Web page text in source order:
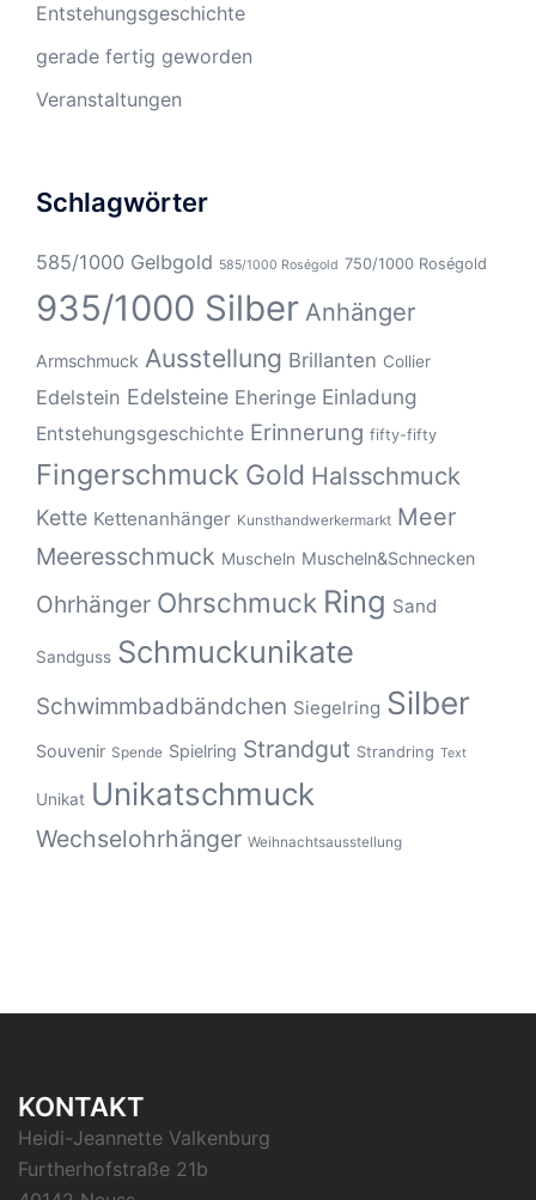
Entstehungsgeschichte
gerade fertig geworden
Veranstaltungen
Schlagwörter
585/1000 Gelbgold 585/1000 Roségold 750/1000 Roségold
935/1000 Silber Anhänger
Armschmuck Ausstellung Brillanten Collier
Edelstein Edelsteine Eheringe Einladung
Entstehungsgeschichte Erinnerung fifty-fifty
Fingerschmuck Gold Halsschmuck
Kette Kettenanhänger Kunsthandwerkermarkt Meer
Meeresschmuck Muscheln Muscheln&Schnecken
Ohrhänger Ohrschmuck Ring Sand
Sandguss Schmuckunikate
Schwimmbadbändchen Siegelring Silber
Souvenir Spende Spielring Strandgut Strandring Text
Unikat Unikatschmuck
Wechselohrhänger Weihnachtsausstellung
KONTAKT
Heidi-Jeannette Valkenburg
Furtherhofstraße 21b